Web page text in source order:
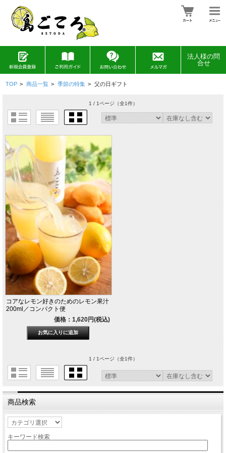
法人様の問
合せ
TOP > 商品一覧 > 季節の特集 > 父の日ギフト
1 / 1ページ（全1件）
コアなレモン好きのためのレモン果汁
200ml／コンパクト便
価格：1,620円(税込)
1 / 1ページ（全1件）
商品検索
キーワード検索